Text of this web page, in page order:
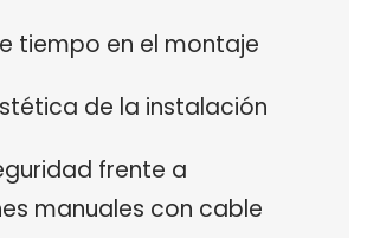
tiempo en el montaje
de la instalación
frente a
manuales con cable